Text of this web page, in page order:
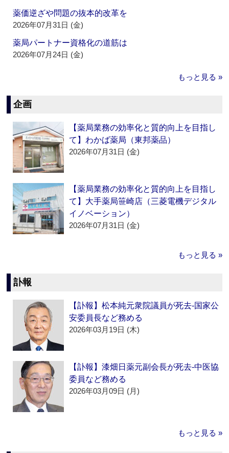
薬価逆ざや問題の抜本的改革を
2026年07月31日 (金)
薬局パートナー資格化の道筋は
2026年07月24日 (金)
もっと見る »
企画
【薬局業務の効率化と質的向上を目指し
て】わかば薬局（東邦薬品）
2026年07月31日 (金)
【薬局業務の効率化と質的向上を目指し
て】大手薬局笹崎店（三菱電機デジタル
イノベーション）
2026年07月31日 (金)
もっと見る »
訃報
【訃報】松本純元衆院議員が死去‐国家公
安委員長など務める
2026年03月19日 (木)
【訃報】漆畑日薬元副会長が死去‐中医協
委員など務める
2026年03月09日 (月)
もっと見る »